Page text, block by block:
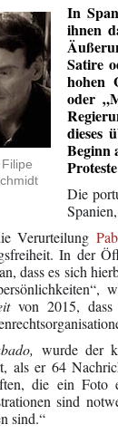
In
ihnen
Satire
hohen
oder
dieses
Beginn
Die
Verurteilung
In der
dass es sich
von 2015,
wurde der
als er 64
die ein Foto
sind
sind.“